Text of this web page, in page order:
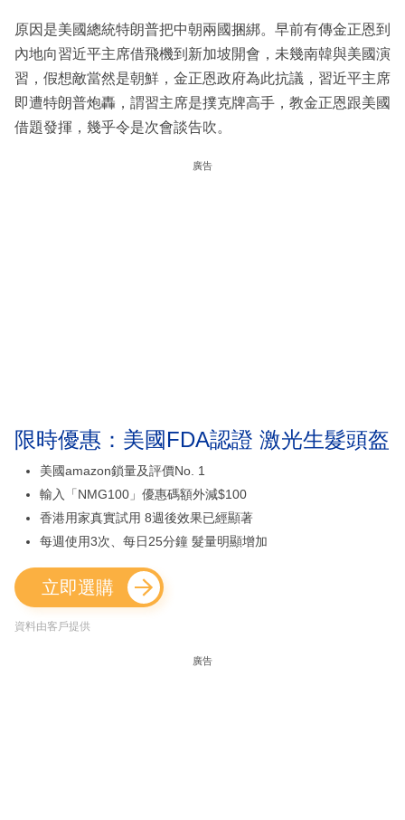
原因是美國總統特朗普把中朝兩國捆綁。早前有傳金正恩到
內地向習近平主席借飛機到新加坡開會，未幾南韓與美國演
習，假想敵當然是朝鮮，金正恩政府為此抗議，習近平主席
即遭特朗普炮轟，謂習主席是撲克牌高手，教金正恩跟美國
借題發揮，幾乎令是次會談告吹。
廣告
限時優惠：美國FDA認證 激光生髮頭盔
美國amazon鎖量及評價No. 1
輸入「NMG100」優惠碼額外減$100
香港用家真實試用 8週後效果已經顯著
每週使用3次、每日25分鐘 髮量明顯增加
立即選購
資料由客戶提供
廣告